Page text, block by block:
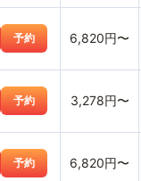
予約 6,820円〜
予約 3,278円〜
予約 6,820円〜